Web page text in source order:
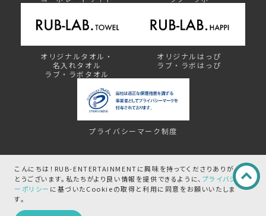
こんにちは！RUB-ENTERTAINMENTに興味を持ってくださりありが
とうございます。 私たちがより良い情報を提供できるように、 プライバシ
ーポリシー に基づいたCookieの取得と利用に同意をお願いいたしま
す。
オリジナルタオル・
名入れタオル
ラブ・ラボタオル
オリジナルはっぴ
ラブ・ラボはっぴ
プライバシーマーク制度
©︎ RUB-ENTERTAINMENT by RUB-LAB.